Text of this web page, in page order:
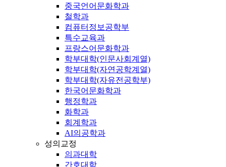
중국언어문화학과
철학과
컴퓨터정보공학부
특수교육과
프랑스어문화학과
학부대학(인문사회계열)
학부대학(자연공학계열)
학부대학(자유전공학부)
한국어문화학과
행정학과
화학과
회계학과
AI의공학과
성의교정
의과대학
간호대학